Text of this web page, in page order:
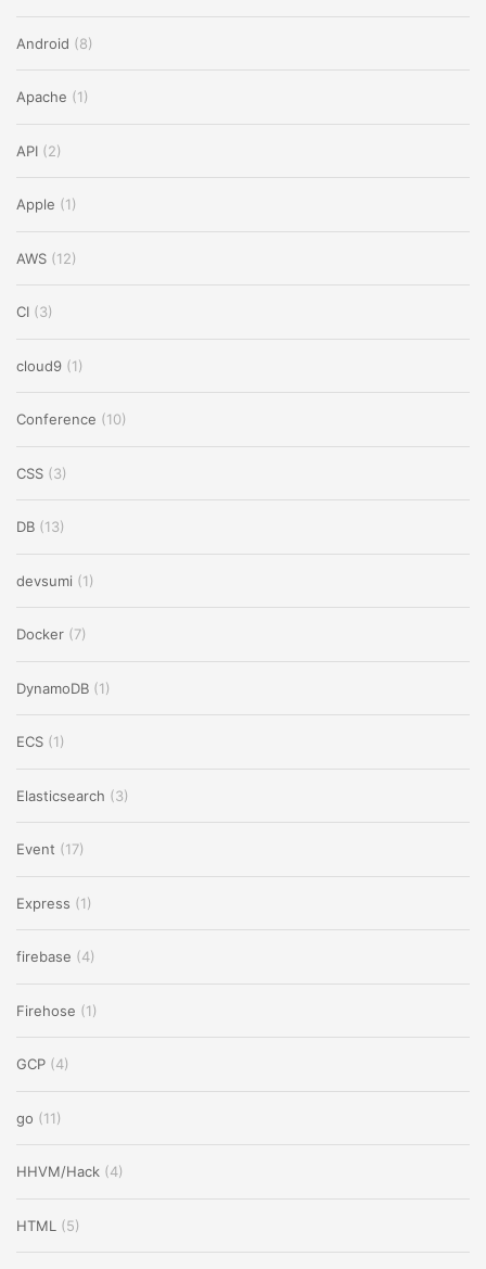
Android (8)
Apache (1)
API (2)
Apple (1)
AWS (12)
CI (3)
cloud9 (1)
Conference (10)
CSS (3)
DB (13)
devsumi (1)
Docker (7)
DynamoDB (1)
ECS (1)
Elasticsearch (3)
Event (17)
Express (1)
firebase (4)
Firehose (1)
GCP (4)
go (11)
HHVM/Hack (4)
HTML (5)